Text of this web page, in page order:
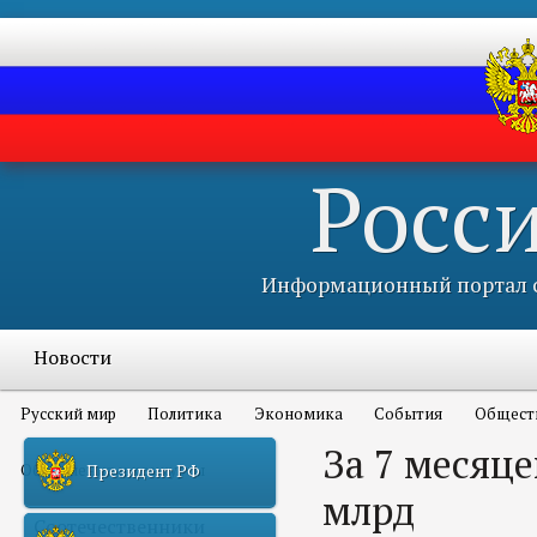
Информационный портал
Новости
Русский мир Политика Экономика События
Объявления и конкурсы
Соотечественники
Президент РФ
За 7
млрд